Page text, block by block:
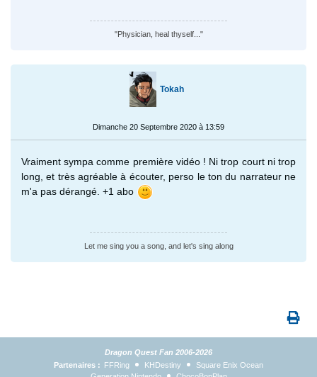
"Physician, heal thyself..."
Tokah
Dimanche 20 Septembre 2020 à 13:59
Vraiment sympa comme première vidéo ! Ni trop court ni trop
long, et très agréable à écouter, perso le ton du narrateur ne
m'a pas dérangé. +1 abo
Let me sing you a song, and let's sing along
Dragon Quest Fan 2006-2026
Partenaires : FFRing KHDestiny
Square Enix Ocean